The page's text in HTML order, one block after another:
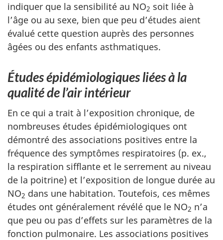
indiquer que la sensibilité au NO2 soit liée à
l’âge ou au sexe, bien que peu d’études aient
évalué cette question auprès des personnes
âgées ou des enfants asthmatiques.
Études épidémiologiques liées à la
qualité de l’air intérieur
En ce qui a trait à l’exposition chronique, de
nombreuses études épidémiologiques ont
démontré des associations positives entre la
fréquence des symptômes respiratoires (p. ex.,
la respiration sifflante et le serrement au niveau
de la poitrine) et l’exposition de longue durée au
NO2 dans une habitation. Toutefois, ces mêmes
études ont généralement révélé que le NO2 n’a
que peu ou pas d’effets sur les paramètres de la
fonction pulmonaire. Les associations positives